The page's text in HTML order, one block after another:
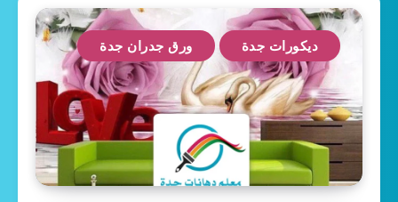
ديكورات جدة ورق جدران جدة